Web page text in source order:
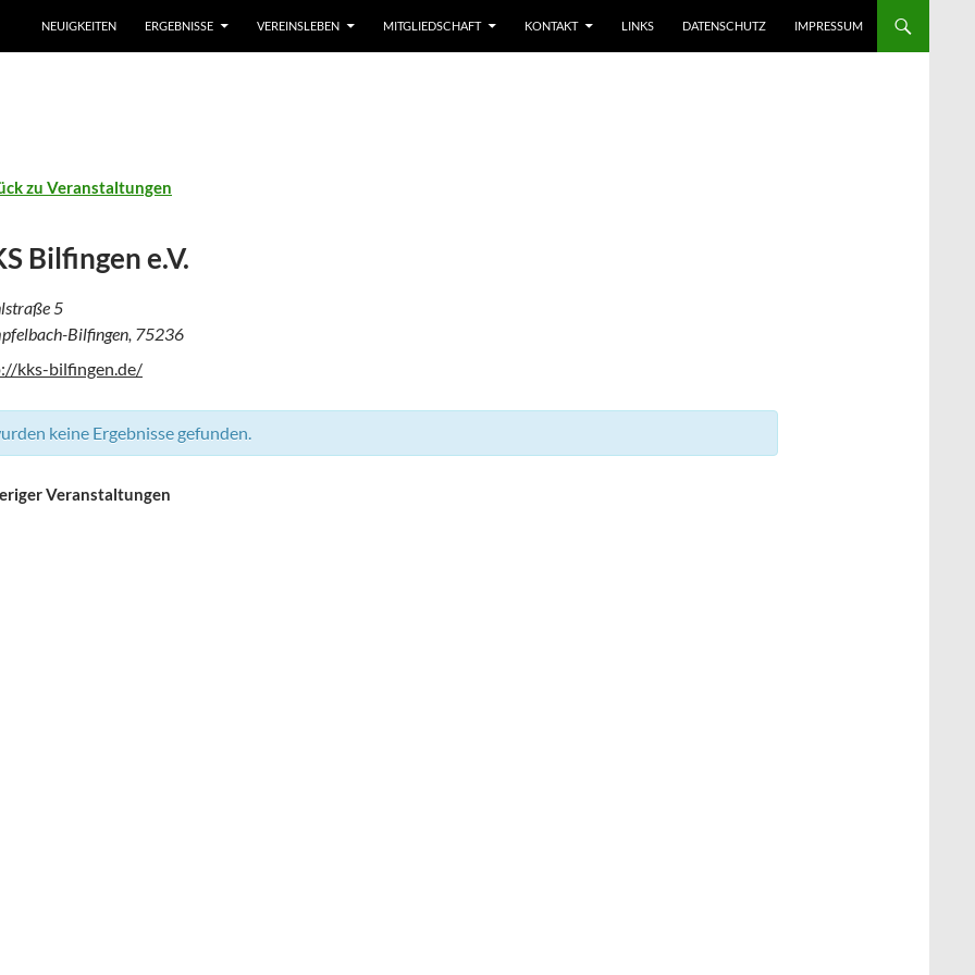
NEUIGKEITEN
ERGEBNISSE VEREINSLEBEN MITGLIEDSCHAFT KONTAKT LINKS DATENSCHUTZ IMPRESSUM
zu Veranstaltungen
Bilfingen e.V.
5
Bilfingen, 75236
kks-bilfingen.de/
keine Ergebnisse gefunden.
Veranstaltungen